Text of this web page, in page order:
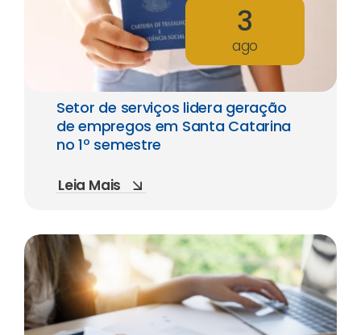
3
ago
Setor de serviços lidera geração
de empregos em Santa Catarina
no 1º semestre
Leia Mais